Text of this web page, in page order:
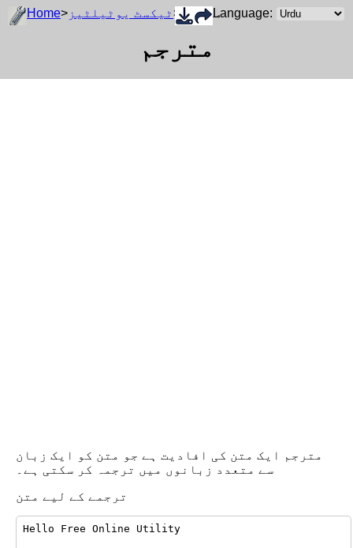
Home> ٹیکسٹ یوٹیلٹیز > مترجم
مترجم
Language:
مترجم ایک متن کی افادیت ہے جو متن کو ایک زبان
سے متعدد زبانوں میں ترجمہ کر سکتی ہے۔
ترجمے کے لیے متن